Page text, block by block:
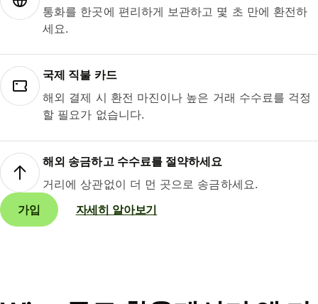
통화를 한곳에 편리하게 보관하고 몇 초 만에 환전하
세요.
국제 직불 카드
해외 결제 시 환전 마진이나 높은 거래 수수료를 걱정
할 필요가 없습니다.
해외 송금하고 수수료를 절약하세요
거리에 상관없이 더 먼 곳으로 송금하세요.
가입
자세히 알아보기